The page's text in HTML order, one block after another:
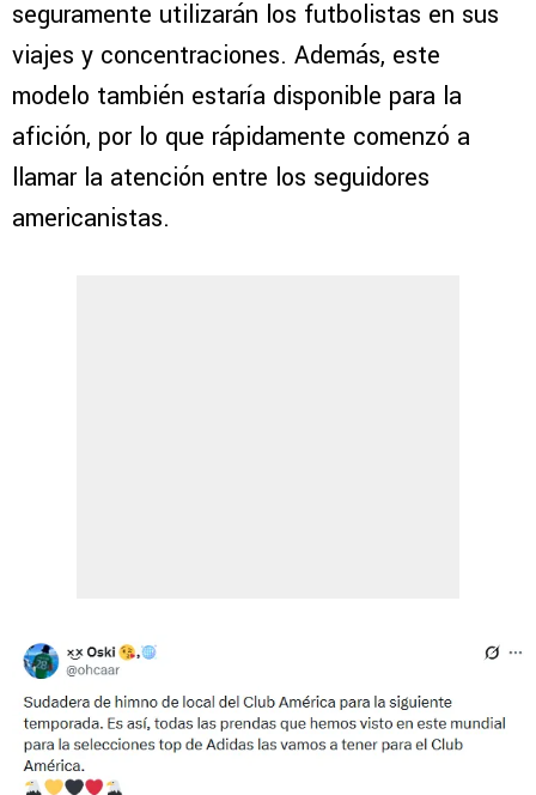
seguramente utilizarán los futbolistas en sus
viajes y concentraciones. Además, este
modelo también estaría disponible para la
afición, por lo que rápidamente comenzó a
llamar la atención entre los seguidores
americanistas.